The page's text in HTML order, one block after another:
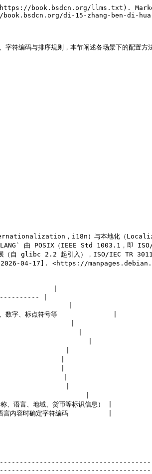
book.bsdcn.org/llms.txt).
di-15-zhang-ben-di-
符编码与排序规则，本节阐述各场景下的配置方法
，i18n）与本地化（
由 POSIX（IEEE Std 1003.1，即 ISO/
（自 glibc 2.2 起引入），ISO/IEC TR
04-17]. <https://
|
|
|
、数字、标点符号等              |
|
|
隔符                        |
|
|
|
|
|
制）                         |
言、地域、货币等标识信息） |
言内容时确定字符编码          |